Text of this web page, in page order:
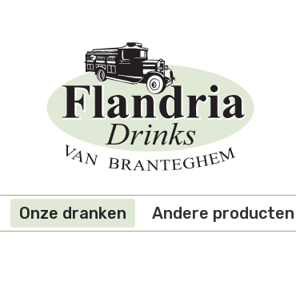
Onze dranken Andere producten